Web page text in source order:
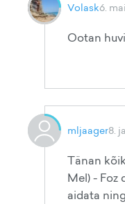
Volask6.
Ootan
mljaager8.
Tänan
Mel) - Foz
aidata